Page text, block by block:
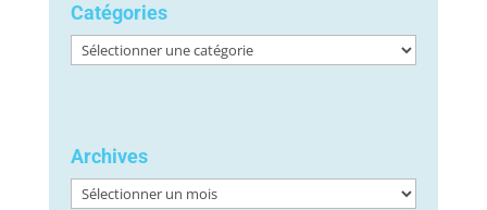
Catégories
Catégories
Archives
Archives